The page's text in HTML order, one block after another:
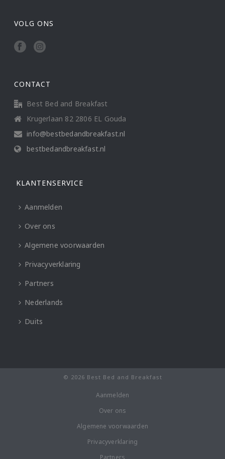
VOLG ONS
CONTACT
Best Bed and Breakfast
Krugerlaan 82 2806 EL Gouda
info@bestbedandbreakfast.nl
bestbedandbreakfast.nl
KLANTENSERVICE
Aanmelden
Over ons
Algemene voorwaarden
Privacyverklaring
Partners
Nederlands
Duits
© 2026 Best Bed and Breakfast
Aanmelden
Over ons
Algemene voorwaarden
Privacyverklaring